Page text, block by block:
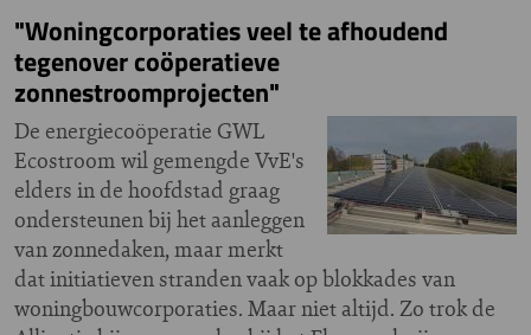
"Woningcorporaties veel te afhoudend
tegenover coöperatieve
zonnestroomprojecten"
De energiecoöperatie GWL
Ecostroom wil gemengde VvE's
elders in de hoofdstad graag
ondersteunen bij het aanleggen
van zonnedaken, maar merkt
dat initiatieven stranden vaak op blokkades van
woningbouwcorporaties. Maar niet altijd. Zo trok de